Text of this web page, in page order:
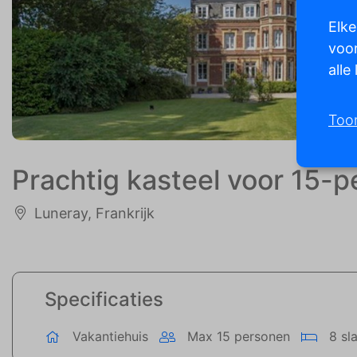
Prachtig kasteel voor 15-
Luneray, Frankrijk
Specificaties
Vakantiehuis Max 15 personen 8
alle